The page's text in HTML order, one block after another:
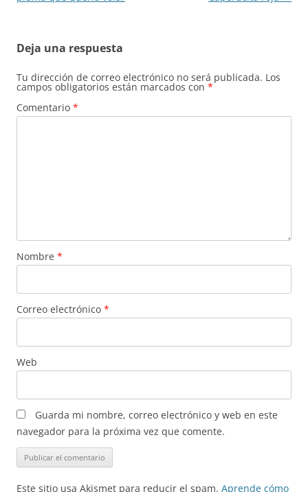
Deja una respuesta
Tu dirección de correo electrónico no será publicada. Los
campos obligatorios están marcados con *
Comentario *
Nombre *
Correo electrónico *
Web
Guarda mi nombre, correo electrónico y web en este
navegador para la próxima vez que comente.
Este sitio usa Akismet para reducir el spam. Aprende cómo